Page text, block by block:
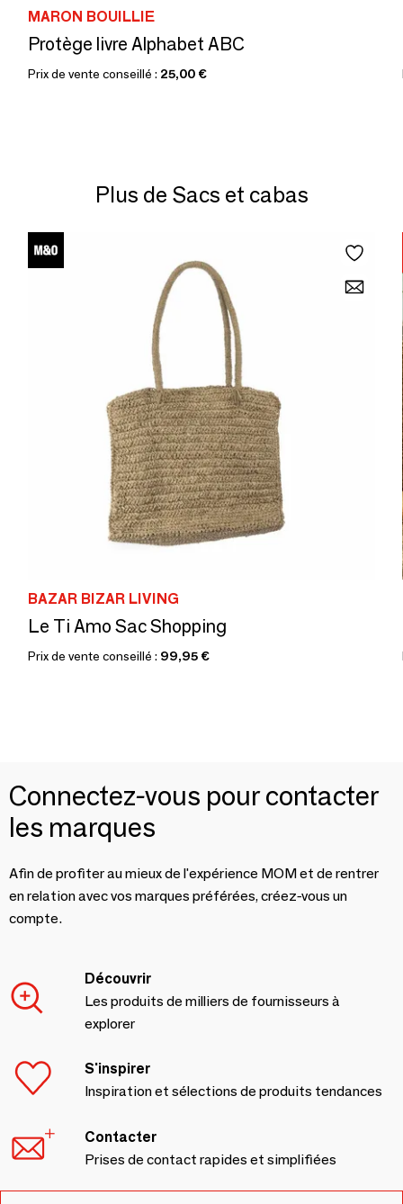
MARON BOUILLIE
Protège livre Alphabet ABC
Prix de vente conseillé : 25,00 €
Plus de Sacs et cabas
BAZAR BIZAR LIVING
Le Ti Amo Sac Shopping
Prix de vente conseillé : 99,95 €
Connectez-vous pour contacter
les marques
Afin de profiter au mieux de l'expérience MOM et de rentrer
en relation avec vos marques préférées, créez-vous un
compte.
Découvrir
Les produits de milliers de fournisseurs à
explorer
S'inspirer
Inspiration et sélections de produits tendances
Contacter
Prises de contact rapides et simplifiées